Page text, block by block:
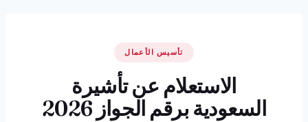
تأسيس الأعمال
الاستعلام عن تأشيرة
السعودية برقم الجواز 2026